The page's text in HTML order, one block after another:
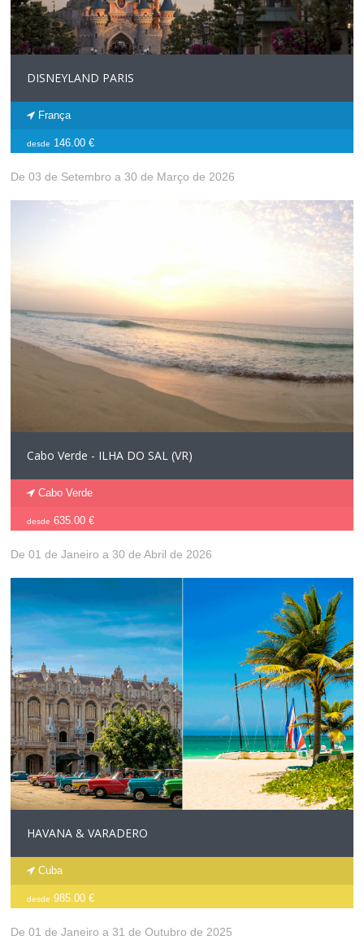
DISNEYLAND PARIS
França
desde 146.00 €
De 03 de Setembro a 30 de Março de 2026
Cabo Verde - ILHA DO SAL (VR)
Cabo Verde
desde 635.00 €
De 01 de Janeiro a 30 de Abril de 2026
HAVANA & VARADERO
Cuba
desde 985.00 €
De 01 de Janeiro a 31 de Outubro de 2025